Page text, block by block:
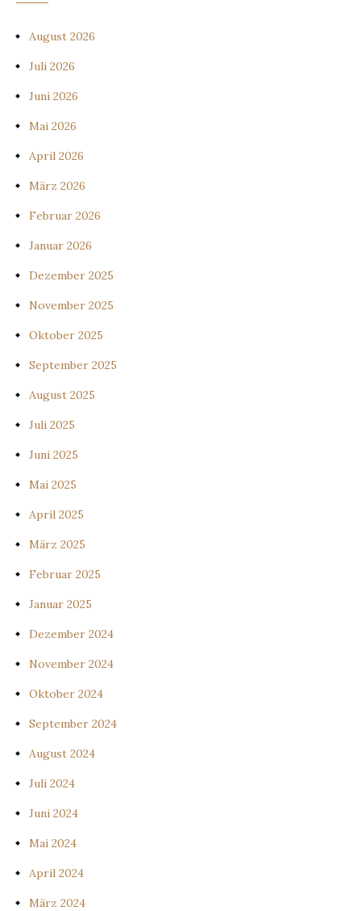
August 2026
Juli 2026
Juni 2026
Mai 2026
April 2026
März 2026
Februar 2026
Januar 2026
Dezember 2025
November 2025
Oktober 2025
September 2025
August 2025
Juli 2025
Juni 2025
Mai 2025
April 2025
März 2025
Februar 2025
Januar 2025
Dezember 2024
November 2024
Oktober 2024
September 2024
August 2024
Juli 2024
Juni 2024
Mai 2024
April 2024
März 2024